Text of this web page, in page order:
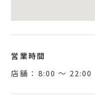
営業時間
店舗 ： 8:00 〜 22:00